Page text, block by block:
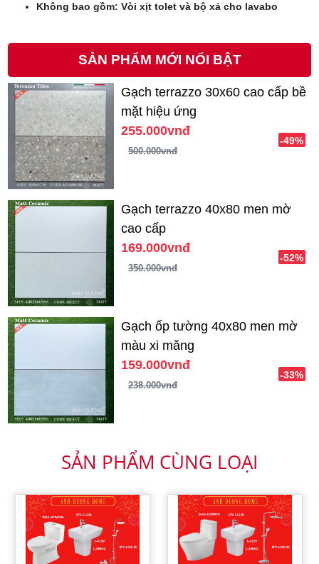
Không bao gồm: Vòi xịt tolet và bộ xả cho lavabo
SẢN PHẨM MỚI NỔI BẬT
Gạch terrazzo 30x60 cao cấp bề
mặt hiệu ứng
255.000vnđ
500.000vnđ
-49%
Gạch terrazzo 40x80 men mờ
cao cấp
169.000vnđ
350.000vnđ
-52%
Gạch ốp tường 40x80 men mờ
màu xi măng
159.000vnđ
238.000vnđ
-33%
SẢN PHẨM CÙNG LOẠI